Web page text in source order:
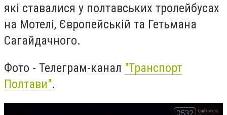
які ставалися у полтавських тролейбусах
на Мотелі, Європейській та Гетьмана
Сагайдачного.
Фото - Телеграм-канал "Транспорт
Полтави".